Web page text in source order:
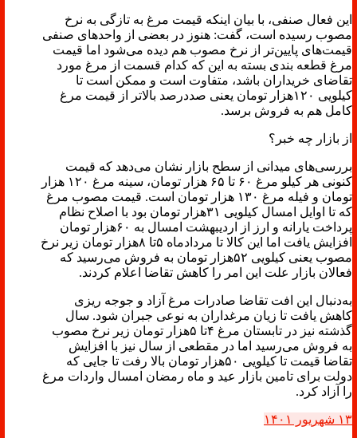
این فعال صنفی، با بیان اینکه قیمت مرغ به تازگی به نرخ
مصوب رسیده است، گفت: هنوز در بعضی از واحدهای صنفی
قیمت‌های پایین‌تر از نرخ مصوب هم دیده می‌شود اما قیمت
مرغ قطعه بندی بسته به این که کدام قسمت از مرغ مورد
تقاضای خریداران باشد، متفاوت است و ممکن است تا
کیلویی ۱۲۰هزار تومان یعنی صددرصد بالاتر از قیمت مرغ
کامل هم به فروش برسد.
از بازار چه خبر؟
بررسی‌های میدانی از سطح بازار نشان می‌دهد که قیمت
کنونی هر کیلو مرغ ۶۰ تا ۶۵ هزار تومان، سینه مرغ ۱۲۰ هزار
تومان و فیله مرغ ۱۳۰ هزار تومان است. قیمت مصوب مرغ
که تا اوایل امسال کیلویی ۳۱هزار تومان بود با اصلاح نظام
پرداخت یارانه و ارز از اردیبهشت امسال به ۶۰هزار تومان
افزایش یافت اما این کالا تا مردادماه ۵تا ۸هزار تومان زیر نرخ
مصوب یعنی کیلویی ۵۲هزار تومان به فروش می‌رسید که
فعالان بازار علت این امر را کاهش تقاضا اعلام کردند.
به‌دنبال این افت تقاضا صادرات مرغ آزاد و جوجه ریزی
کاهش یافت تا زیان مرغداران به نوعی جبران شود. سال
گذشته نیز در تابستان مرغ ۴تا ۵هزار تومان زیر نرخ مصوب
به فروش می‌رسید اما در مقطعی از سال نیز با افزایش
تقاضا قیمت تا کیلویی ۵۰هزار تومان بالا رفت تا جایی که
دولت برای تامین بازار عید و ماه رمضان امسال واردات مرغ
را آزاد کرد.
۱۳ شهریور ۱۴۰۱